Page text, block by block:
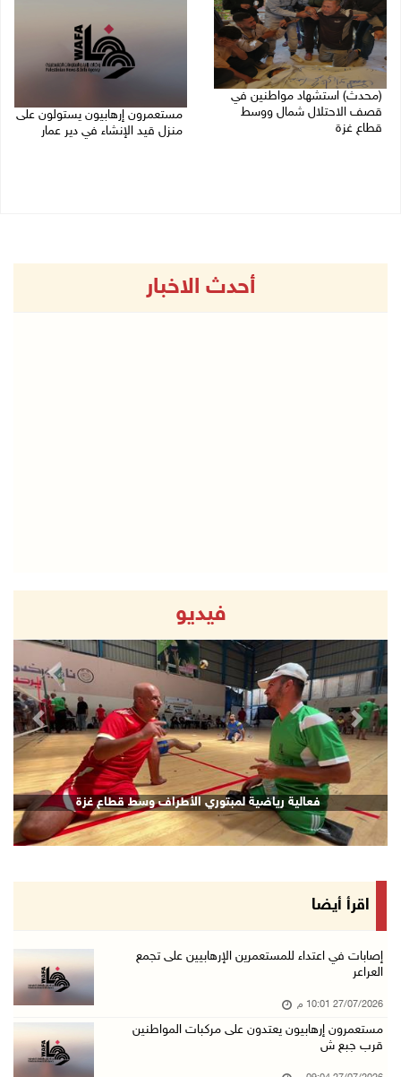
(محدث) استشهاد مواطنين في
قصف الاحتلال شمال ووسط
قطاع غزة
مستعمرون إرهابيون يستولون على
منزل قيد الإنشاء في دير عمار
أحدث الاخبار
فيديو
فعالية رياضية لمبتوري الأطراف وسط قطاع غزة
Next
اقرأ أيضا
إصابات في اعتداء للمستعمرين الإرهابيين على تجمع
العراعر
27/07/2026 10:01 م
مستعمرون إرهابيون يعتدون على مركبات المواطنين
قرب جبع ش